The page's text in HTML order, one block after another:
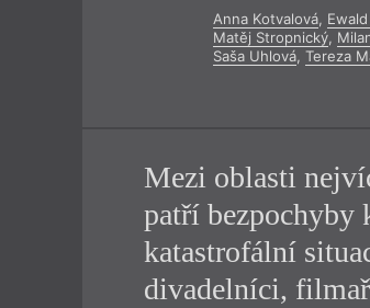
Anna Kotvalová,
Matěj Stropnický,
Saša Uhlová, Tereza
Mezi oblasti
patří bezpochyby
katastrofální
divadelníci,